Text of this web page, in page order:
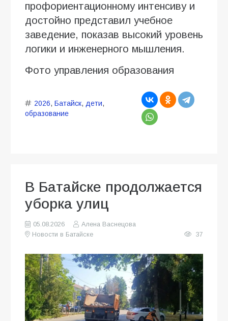
профориентационному интенсиву и
достойно представил учебное
заведение, показав высокий уровень
логики и инженерного мышления.
Фото управления образования
2026, Батайск, дети,
образование
В Батайске продолжается
уборка улиц
05.08.2026
Алена Васнецова
Новости в Батайске
37